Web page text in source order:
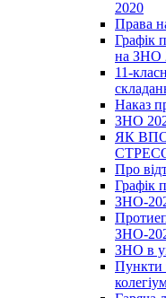
2020
Права
Графік
на ЗНО
11-
Наказ
ЗНО
ЯК
Про
Графік
ЗНО-
ЗНО-
ЗНО в
Пункти